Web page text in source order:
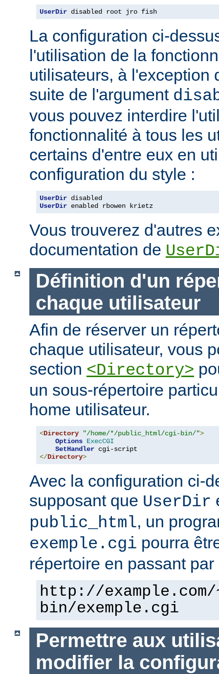
UserDir disabled root jro fish
La configuration ci-
l'utilisation de la
utilisateurs, à l'exception
suite de l'argument
vous pouvez interdire
fonctionnalité à tous les
certains d'entre eux en
configuration du style :
UserDir
UserDir enabled rbowen krietz
Vous trouverez d'autres
documentation de
Définition d'un
chaque utilisateur
Afin de réserver un
chaque utilisateur, vous
section <Directory>
un sous-répertoire
home utilisateur.
<Directory "/home/*/public_html/cgi-bin/">
Options ExecCGI
SetHandler
</Directory>
Avec la configuration ci-
supposant que UserDir
public_html, un
exemple.cgi pourra
répertoire en passant par
http://
bin/exemple.cgi
Permettre aux
modifier la